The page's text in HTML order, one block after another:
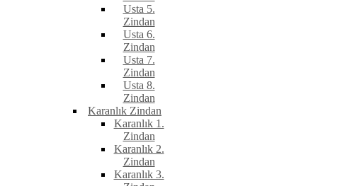
Usta 5.
Zindan
Usta 6.
Zindan
Usta 7.
Zindan
Usta 8.
Zindan
Karanlık Zindan
Karanlık 1.
Zindan
Karanlık 2.
Zindan
Karanlık 3.